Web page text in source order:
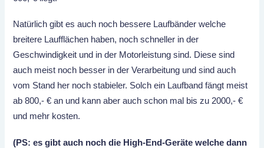
Natürlich gibt es auch noch bessere Laufbänder welche
breitere Laufflächen haben, noch schneller in der
Geschwindigkeit und in der Motorleistung sind. Diese sind
auch meist noch besser in der Verarbeitung und sind auch
vom Stand her noch stabieler. Solch ein Laufband fängt meist
ab 800,- € an und kann aber auch schon mal bis zu 2000,- €
und mehr kosten.
(PS: es gibt auch noch die High-End-Geräte welche dann